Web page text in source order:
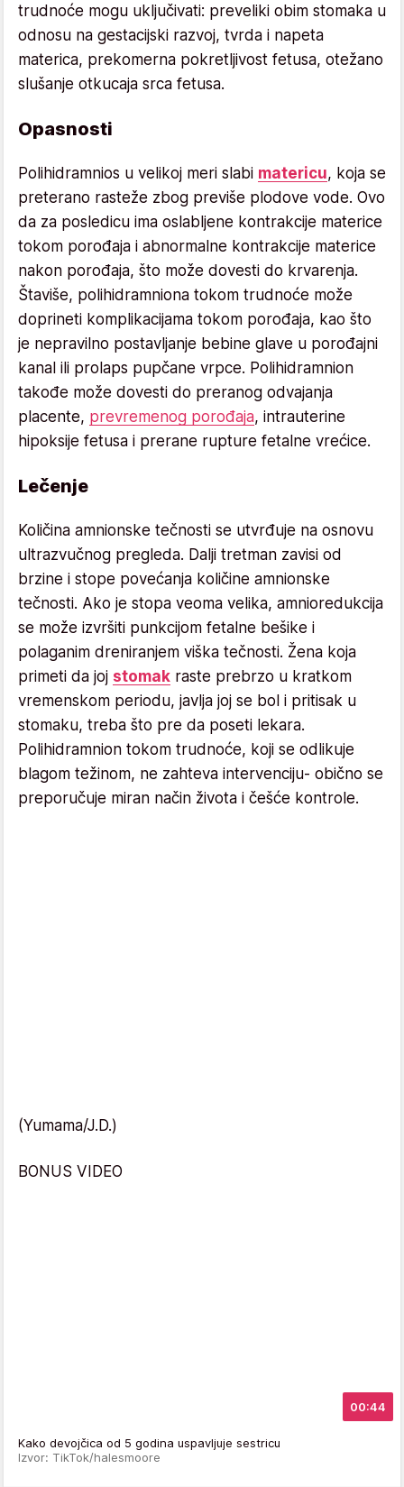
trudnoće mogu uključivati: preveliki obim stomaka u
odnosu na gestacijski razvoj, tvrda i napeta
materica, prekomerna pokretljivost fetusa, otežano
slušanje otkucaja srca fetusa.
Opasnosti
Polihidramnios u velikoj meri slabi matericu, koja se
preterano rasteže zbog previše plodove vode. Ovo
da za posledicu ima oslabljene kontrakcije materice
tokom porođaja i abnormalne kontrakcije materice
nakon porođaja, što može dovesti do krvarenja.
Štaviše, polihidramniona tokom trudnoće može
doprineti komplikacijama tokom porođaja, kao što
je nepravilno postavljanje bebine glave u porođajni
kanal ili prolaps pupčane vrpce. Polihidramnion
takođe može dovesti do preranog odvajanja
placente, prevremenog porođaja, intrauterine
hipoksije fetusa i prerane rupture fetalne vrećice.
Lečenje
Količina amnionske tečnosti se utvrđuje na osnovu
ultrazvučnog pregleda. Dalji tretman zavisi od
brzine i stope povećanja količine amnionske
tečnosti. Ako je stopa veoma velika, amnioredukcija
se može izvršiti punkcijom fetalne bešike i
polaganim dreniranjem viška tečnosti. Žena koja
primeti da joj stomak raste prebrzo u kratkom
vremenskom periodu, javlja joj se bol i pritisak u
stomaku, treba što pre da poseti lekara.
Polihidramnion tokom trudnoće, koji se odlikuje
blagom težinom, ne zahteva intervenciju- obično se
preporučuje miran način života i češće kontrole.
(Yumama/J.D.)
BONUS VIDEO
00:44
Kako devojčica od 5 godina uspavljuje sestricu
Izvor: TikTok/halesmoore